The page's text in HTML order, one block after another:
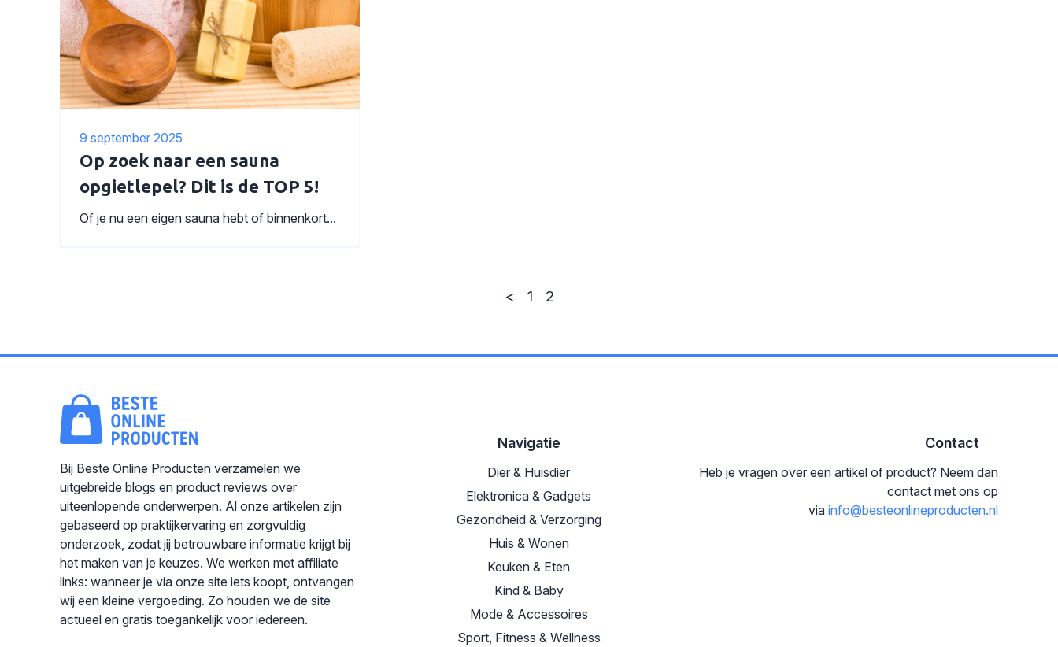
9 september 2025
Op zoek naar een sauna
opgietlepel? Dit is de TOP 5!
Of je nu een eigen sauna hebt of binnenkort...
< 1 2
Bij Beste Online Producten verzamelen we
uitgebreide blogs en product reviews over
uiteenlopende onderwerpen. Al onze artikelen zijn
gebaseerd op praktijkervaring en zorgvuldig
onderzoek, zodat jij betrouwbare informatie krijgt bij
het maken van je keuzes. We werken met affiliate
links: wanneer je via onze site iets koopt, ontvangen
wij een kleine vergoeding. Zo houden we de site
actueel en gratis toegankelijk voor iedereen.
Navigatie
Dier & Huisdier
Elektronica & Gadgets
Gezondheid & Verzorging
Huis & Wonen
Keuken & Eten
Kind & Baby
Mode & Accessoires
Sport, Fitness & Wellness
Contact
Heb je vragen over een artikel of product? Neem dan
contact met ons op
via info@besteonlineproducten.nl